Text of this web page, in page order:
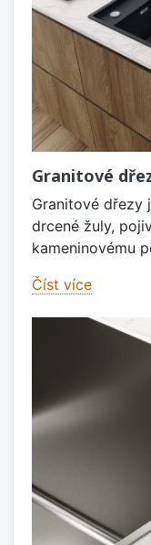
Granitové
Granitové dřezy
drcené žuly,
kameninovému
Číst více